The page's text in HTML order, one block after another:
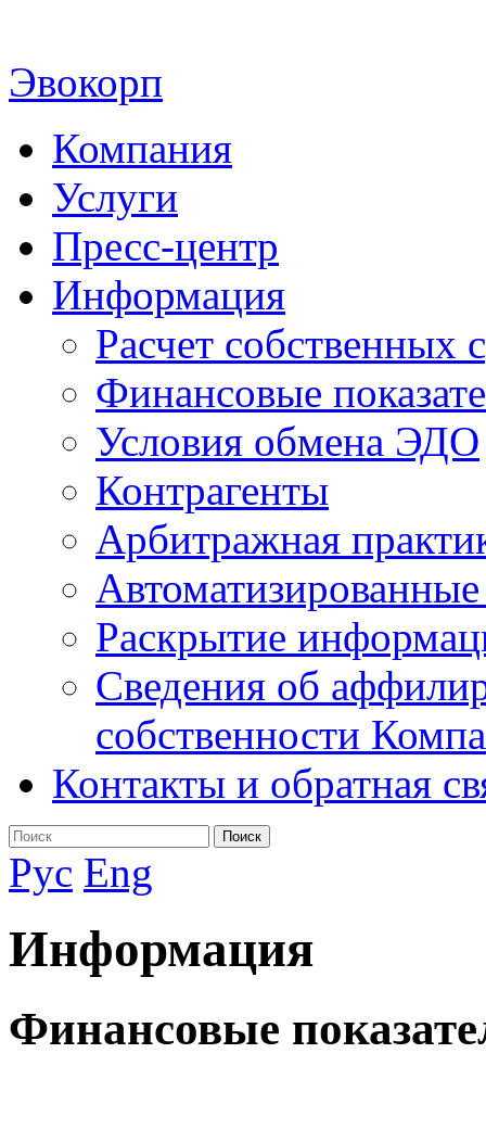
Эвокорп
Компания
Услуги
Пресс-центр
Информация
Расчет собственных
Финансовые
Условия обмена ЭДО
Контрагенты
Арбитражная
Раскрытие
Сведения об
собственности
Контакты и обратная
Поиск
Рус Eng
Информация
Финансовые